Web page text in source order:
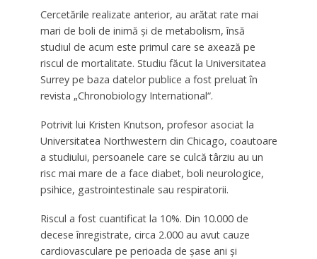
Cercetările realizate anterior, au arătat rate mai
mari de boli de inimă şi de metabolism, însă
studiul de acum este primul care se axează pe
riscul de mortalitate. Studiu făcut la Universitatea
Surrey pe baza datelor publice a fost preluat în
revista „Chronobiology International“.
Potrivit lui Kristen Knutson, profesor asociat la
Universitatea Northwestern din Chicago, coautoare
a studiului, persoanele care se culcă târziu au un
risc mai mare de a face diabet, boli neurologice,
psihice, gastrointestinale sau respiratorii.
Riscul a fost cuantificat la 10%. Din 10.000 de
decese înregistrate, circa 2.000 au avut cauze
cardiovasculare pe perioada de şase ani şi